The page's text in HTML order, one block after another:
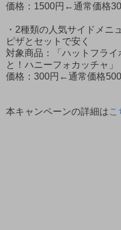
価格：1500円←通常価格
・2種類の人気サイドメニ
ピザとセットで安く
対象商品：「ハットフラ
と！ハニーフォカッチャ」
価格：300円←通常価格500
本キャンペーンの詳細はこ